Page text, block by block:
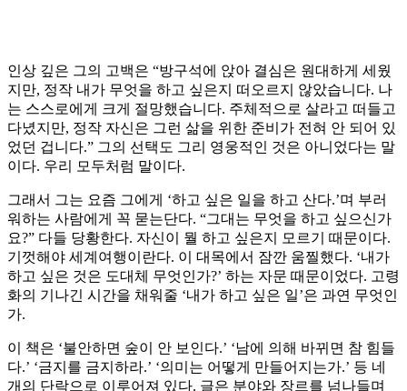
인상 깊은 그의 고백은 “방구석에 앉아 결심은 원대하게 세웠
지만, 정작 내가 무엇을 하고 싶은지 떠오르지 않았습니다. 나
는 스스로에게 크게 절망했습니다. 주체적으로 살라고 떠들고
다녔지만, 정작 자신은 그런 삶을 위한 준비가 전혀 안 되어 있
었던 겁니다.” 그의 선택도 그리 영웅적인 것은 아니었다는 말
이다. 우리 모두처럼 말이다.
그래서 그는 요즘 그에게 ‘하고 싶은 일을 하고 산다.’며 부러
워하는 사람에게 꼭 묻는단다. “그대는 무엇을 하고 싶으신가
요?” 다들 당황한다. 자신이 뭘 하고 싶은지 모르기 때문이다.
기껏해야 세계여행이란다. 이 대목에서 잠깐 움찔했다. ‘내가
하고 싶은 것은 도대체 무엇인가?’ 하는 자문 때문이었다. 고령
화의 기나긴 시간을 채워줄 ‘내가 하고 싶은 일’은 과연 무엇인
가.
이 책은 ‘불안하면 숲이 안 보인다.’ ‘남에 의해 바뀌면 참 힘들
다.’ ‘금지를 금지하라.’ ‘의미는 어떻게 만들어지는가.’ 등 네
개의 단락으로 이루어져 있다. 글은 분야와 장르를 넘나들며